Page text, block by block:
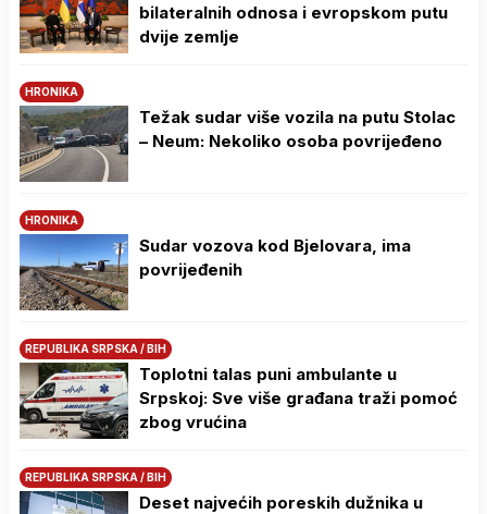
bilateralnih odnosa i evropskom putu
dvije zemlje
HRONIKA
Težak sudar više vozila na putu Stolac
– Neum: Nekoliko osoba povrijeđeno
HRONIKA
Sudar vozova kod Bjelovara, ima
povrijeđenih
REPUBLIKA SRPSKA / BIH
Toplotni talas puni ambulante u
Srpskoj: Sve više građana traži pomoć
zbog vrućina
REPUBLIKA SRPSKA / BIH
Deset najvećih poreskih dužnika u